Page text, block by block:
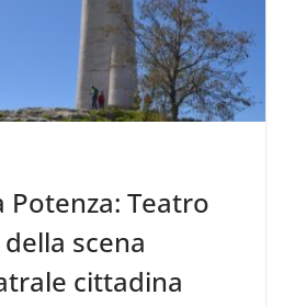
Potenza: Teatro
scena
cittadina